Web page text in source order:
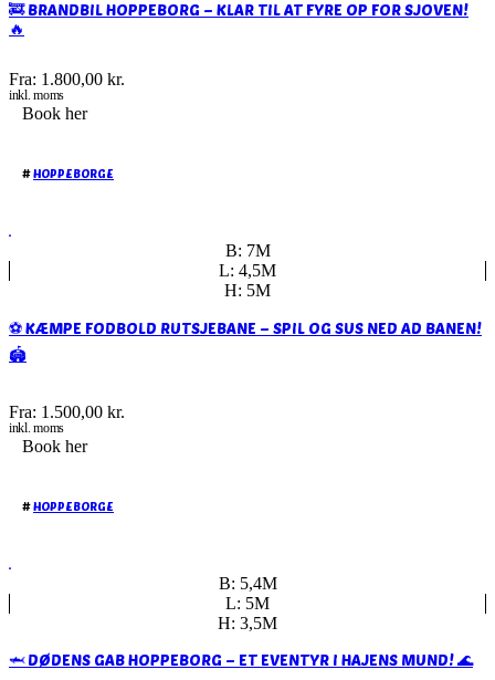
🚒 BRANDBIL HOPPEBORG – KLAR TIL AT FYRE OP FOR SJOVEN!
🔥
Fra: 1.800,00 kr.
inkl. moms
Book her
#HOPPEBORGE
B: 7M
L: 4,5M
H: 5M
⚽️ KÆMPE FODBOLD RUTSJEBANE – SPIL OG SUS NED AD BANEN!
🏟️
Fra: 1.500,00 kr.
inkl. moms
Book her
#HOPPEBORGE
B: 5,4M
L: 5M
H: 3,5M
🦈 DØDENS GAB HOPPEBORG – ET EVENTYR I HAJENS MUND! 🌊